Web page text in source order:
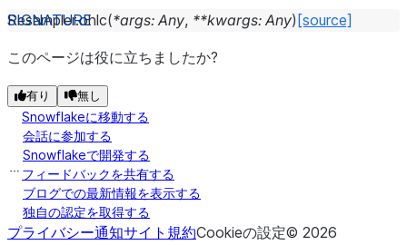
Resampler.ohlc(*args: Any, **kwargs: Any) [source]
このページは役に立ちましたか?
有り 無し
Snowflakeに移動する
会話に参加する
Snowflakeで開発する
フィードバックを共有する
ブログでの最新情報を表示する
独自の認定を取得する
プライバシー通知サイト規約Cookieの設定© 2026